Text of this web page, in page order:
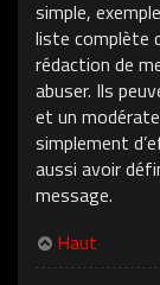
simple,
liste complète
rédaction de
abuser. Ils
et un
simplement
aussi avoir
message.
Haut